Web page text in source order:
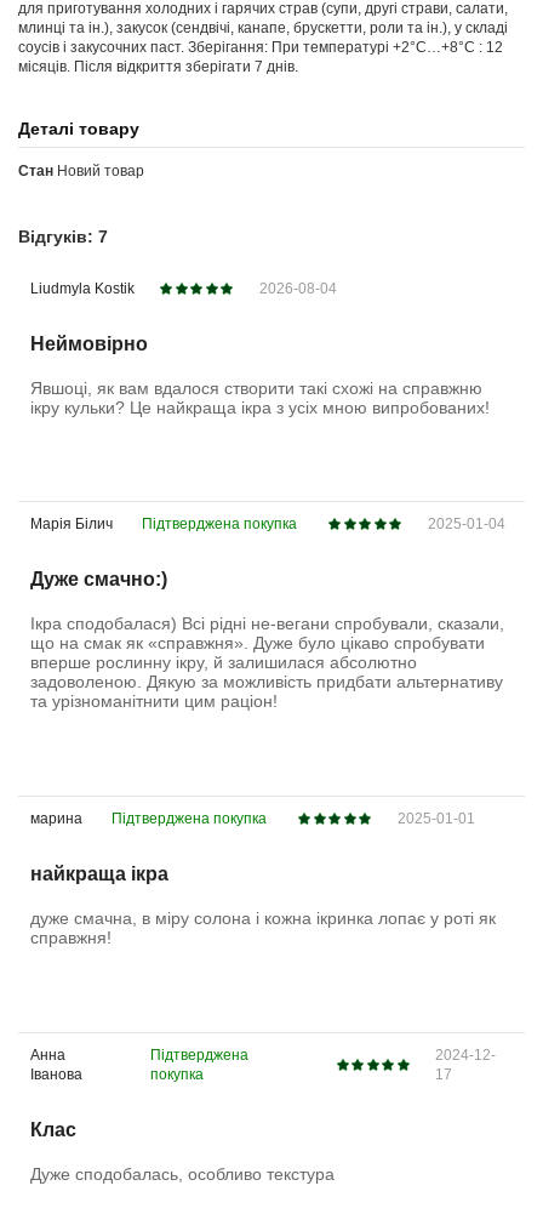
для приготування холодних і гарячих страв (супи, другі страви, салати,
млинці та ін.), закусок (сендвічі, канапе, брускетти, роли та ін.), у складі
соусів і закусочних паст. Зберігання: При температурі +2°C…+8°C : 12
місяців. Після відкриття зберігати 7 днів.
Деталі товару
Стан Новий товар
Відгуків: 7
Liudmyla Kostik 2026-08-04
Неймовірно
Явшоці, як вам вдалося створити такі схожі на справжню
ікру кульки? Це найкраща ікра з усіх мною випробованих!
Марія Білич Підтверджена покупка 2025-01-04
Дуже смачно:)
Ікра сподобалася) Всі рідні не-вегани спробували, сказали,
що на смак як «справжня». Дуже було цікаво спробувати
вперше рослинну ікру, й залишилася абсолютно
задоволеною. Дякую за можливість придбати альтернативу
та урізноманітнити цим раціон!
марина Підтверджена покупка 2025-01-01
найкраща ікра
дуже смачна, в міру солона і кожна ікринка лопає у роті як
справжня!
Анна
Іванова
Підтверджена
покупка
2024-12-
17
Клас
Дуже сподобалась, особливо текстура